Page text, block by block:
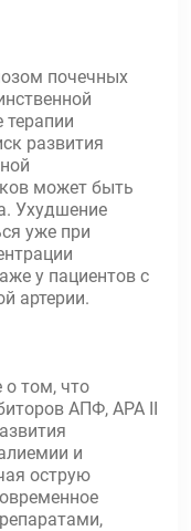
почечных
развития
может быть
Ухудшение
уже при
у пациентов с
артерии.
о том, что
АПФ, АРА II
и
острую